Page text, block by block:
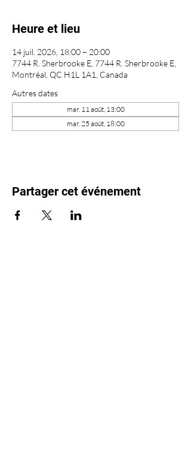
Heure et lieu
14 juil. 2026, 18:00 – 20:00
7744 R. Sherbrooke E, 7744 R. Sherbrooke E,
Montréal, QC H1L 1A1, Canada
Autres dates
mar. 11 août, 13:00
mar. 25 août, 18:00
Partager cet événement